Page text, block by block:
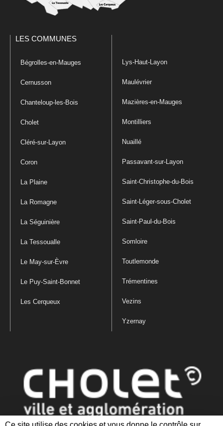
LES COMMUNES
Bégrolles-en-Mauges
Cernusson
Chanteloup-les-Bois
Cholet
Cléré-sur-Layon
Coron
La Plaine
La Romagne
La Séguinière
La Tessoualle
Le May-sur-Èvre
Le Puy-Saint-Bonnet
Les Cerqueux
Lys-Haut-Layon
Maulévrier
Mazières-en-Mauges
Montilliers
Nuaillé
Passavant-sur-Layon
Saint-Christophe-du-Bois
Saint-Léger-sous-Cholet
Saint-Paul-du-Bois
Somloire
Toutlemonde
Trémentines
Vezins
Yzernay